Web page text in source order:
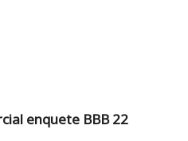
enquete BBB 22